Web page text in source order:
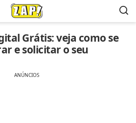
Grátis: veja como se
e solicitar o seu
ANÚNCIOS